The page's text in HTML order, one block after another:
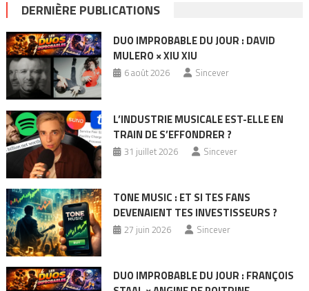
DERNIÈRE PUBLICATIONS
DUO IMPROBABLE DU JOUR : DAVID
MULERO × XIU XIU
6 août 2026 Sincever
L’INDUSTRIE MUSICALE EST-ELLE EN
TRAIN DE S’EFFONDRER ?
31 juillet 2026 Sincever
TONE MUSIC : ET SI TES FANS
DEVENAIENT TES INVESTISSEURS ?
27 juin 2026 Sincever
DUO IMPROBABLE DU JOUR : FRANÇOIS